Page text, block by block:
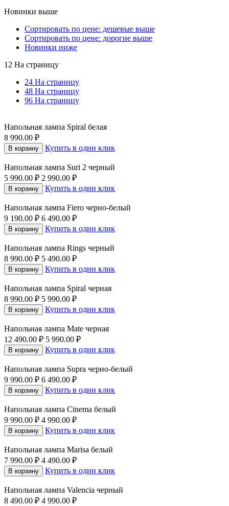
Новинки выше
Сортировать по цене: дешевые выше
Сортировать по цене: дорогие выше
Новинки ниже
12 На страницу
24 На страницу
48 На страницу
96 На страницу
Напольная лампа Spiral белая
8 990.00 ₽
В корзину Купить в один клик
Напольная лампа Suri 2 черный
5 990.00 ₽ 2 990.00 ₽
В корзину Купить в один клик
Напольная лампа Fiero черно-белый
9 190.00 ₽ 6 490.00 ₽
В корзину Купить в один клик
Напольная лампа Rings черный
8 990.00 ₽ 5 490.00 ₽
В корзину Купить в один клик
Напольная лампа Spiral черная
8 990.00 ₽ 5 990.00 ₽
В корзину Купить в один клик
Напольная лампа Mate черная
12 490.00 ₽ 5 990.00 ₽
В корзину Купить в один клик
Напольная лампа Supra черно-белый
9 990.00 ₽ 6 490.00 ₽
В корзину Купить в один клик
Напольная лампа Cinema белый
9 990.00 ₽ 4 990.00 ₽
В корзину Купить в один клик
Напольная лампа Marisa белый
7 990.00 ₽ 4 490.00 ₽
В корзину Купить в один клик
Напольная лампа Valencia черный
8 490.00 ₽ 4 990.00 ₽